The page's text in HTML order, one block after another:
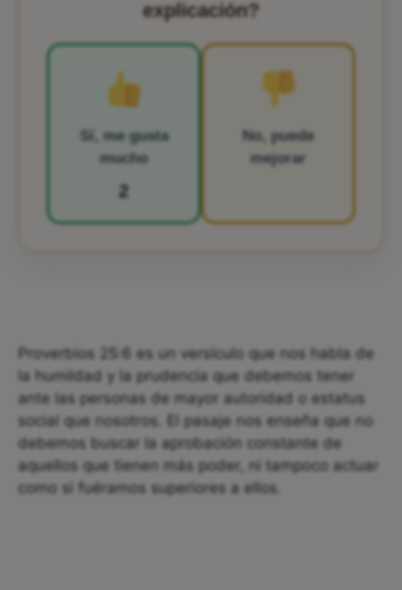
explicación?
Sí, me gusta
mucho
2
No, puede
mejorar
Proverbios 25:6 es un versículo que nos habla de
la humildad y la prudencia que debemos tener
ante las personas de mayor autoridad o estatus
social que nosotros. El pasaje nos enseña que no
debemos buscar la aprobación constante de
aquellos que tienen más poder, ni tampoco actuar
como si fuéramos superiores a ellos.